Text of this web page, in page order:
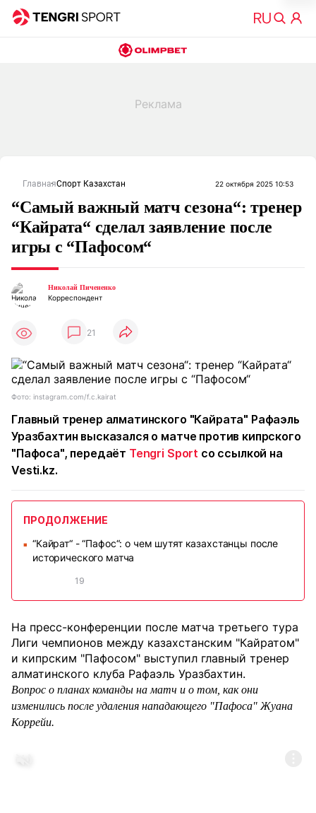
ГлавнаяСпорт Казахстан 22 октября 2025 10:53
“Самый важный матч сезона“: тренер
“Кайрата“ сделал заявление после
игры с “Пафосом“
Николай Пичененко
Корреспондент
21
Фото: instagram.com/f.c.kairat
Главный тренер алматинского "Кайрата" Рафаэль
Уразбахтин высказался о матче против кипрского
"Пафоса", передаёт Tengri Sport со ссылкой на
Vesti.kz.
ПРОДОЛЖЕНИЕ
■
“Кайрат“ - “Пафос“: о чем шутят казахстанцы после
исторического матча
19
На пресс-конференции после матча третьего тура
Лиги чемпионов между казахстанским "Кайратом"
и кипрским "Пафосом" выступил главный тренер
алматинского клуба Рафаэль Уразбахтин.
Вопрос о планах команды на матч и о том, как они
изменились после удаления нападающего "Пафоса" Жуана
Коррейи.